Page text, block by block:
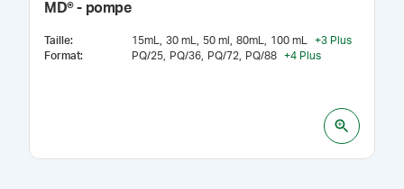
MD® - pompe
Taille: 15mL 30 mL 50 ml 80mL 100 mL +3 Plus
Format: PQ/25 PQ/36 PQ/72 PQ/88 +4 Plus